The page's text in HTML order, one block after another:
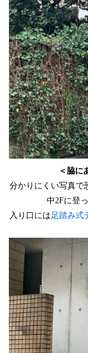
＜脇に
分かりにくい写真で
中2Fに登
入り口には足踏み式